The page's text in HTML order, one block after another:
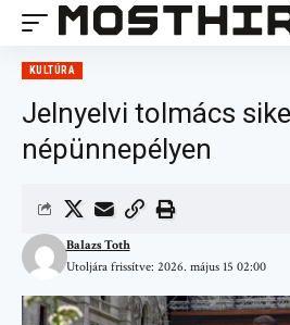
KULTÚRA
Jelnyelvi tolmács
népünnepélyen
Utoljára frissítve: 2026. május 15 02:00
Balazs Toth